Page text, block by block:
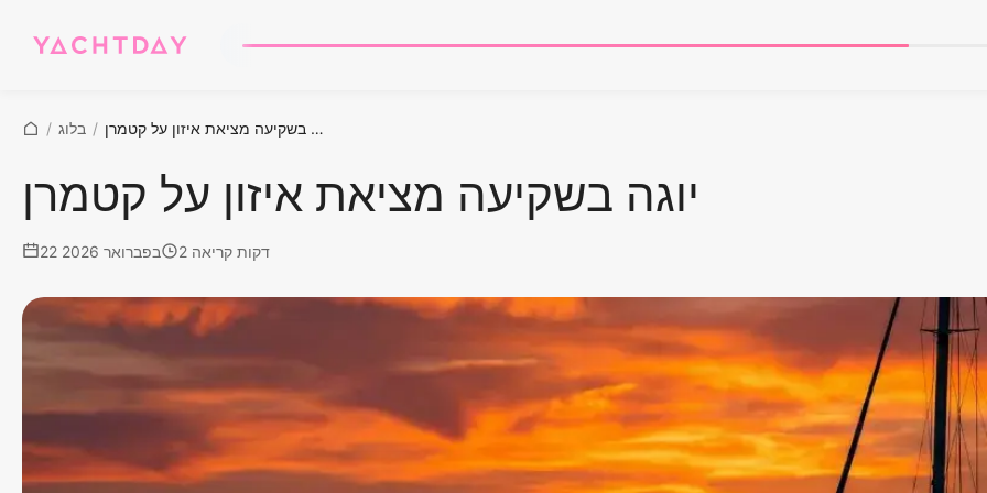
/ בלוג / יוגה בשקיעה מציאת איזון על קטמרן
יוגה בשקיעה מציאת איזון על קטמרן
22 בפברואר 2026 2 דקות קריאה